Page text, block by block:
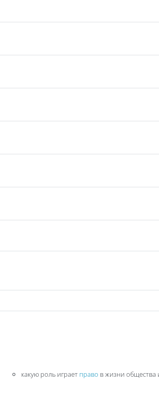
какую роль играет право в жизни общества